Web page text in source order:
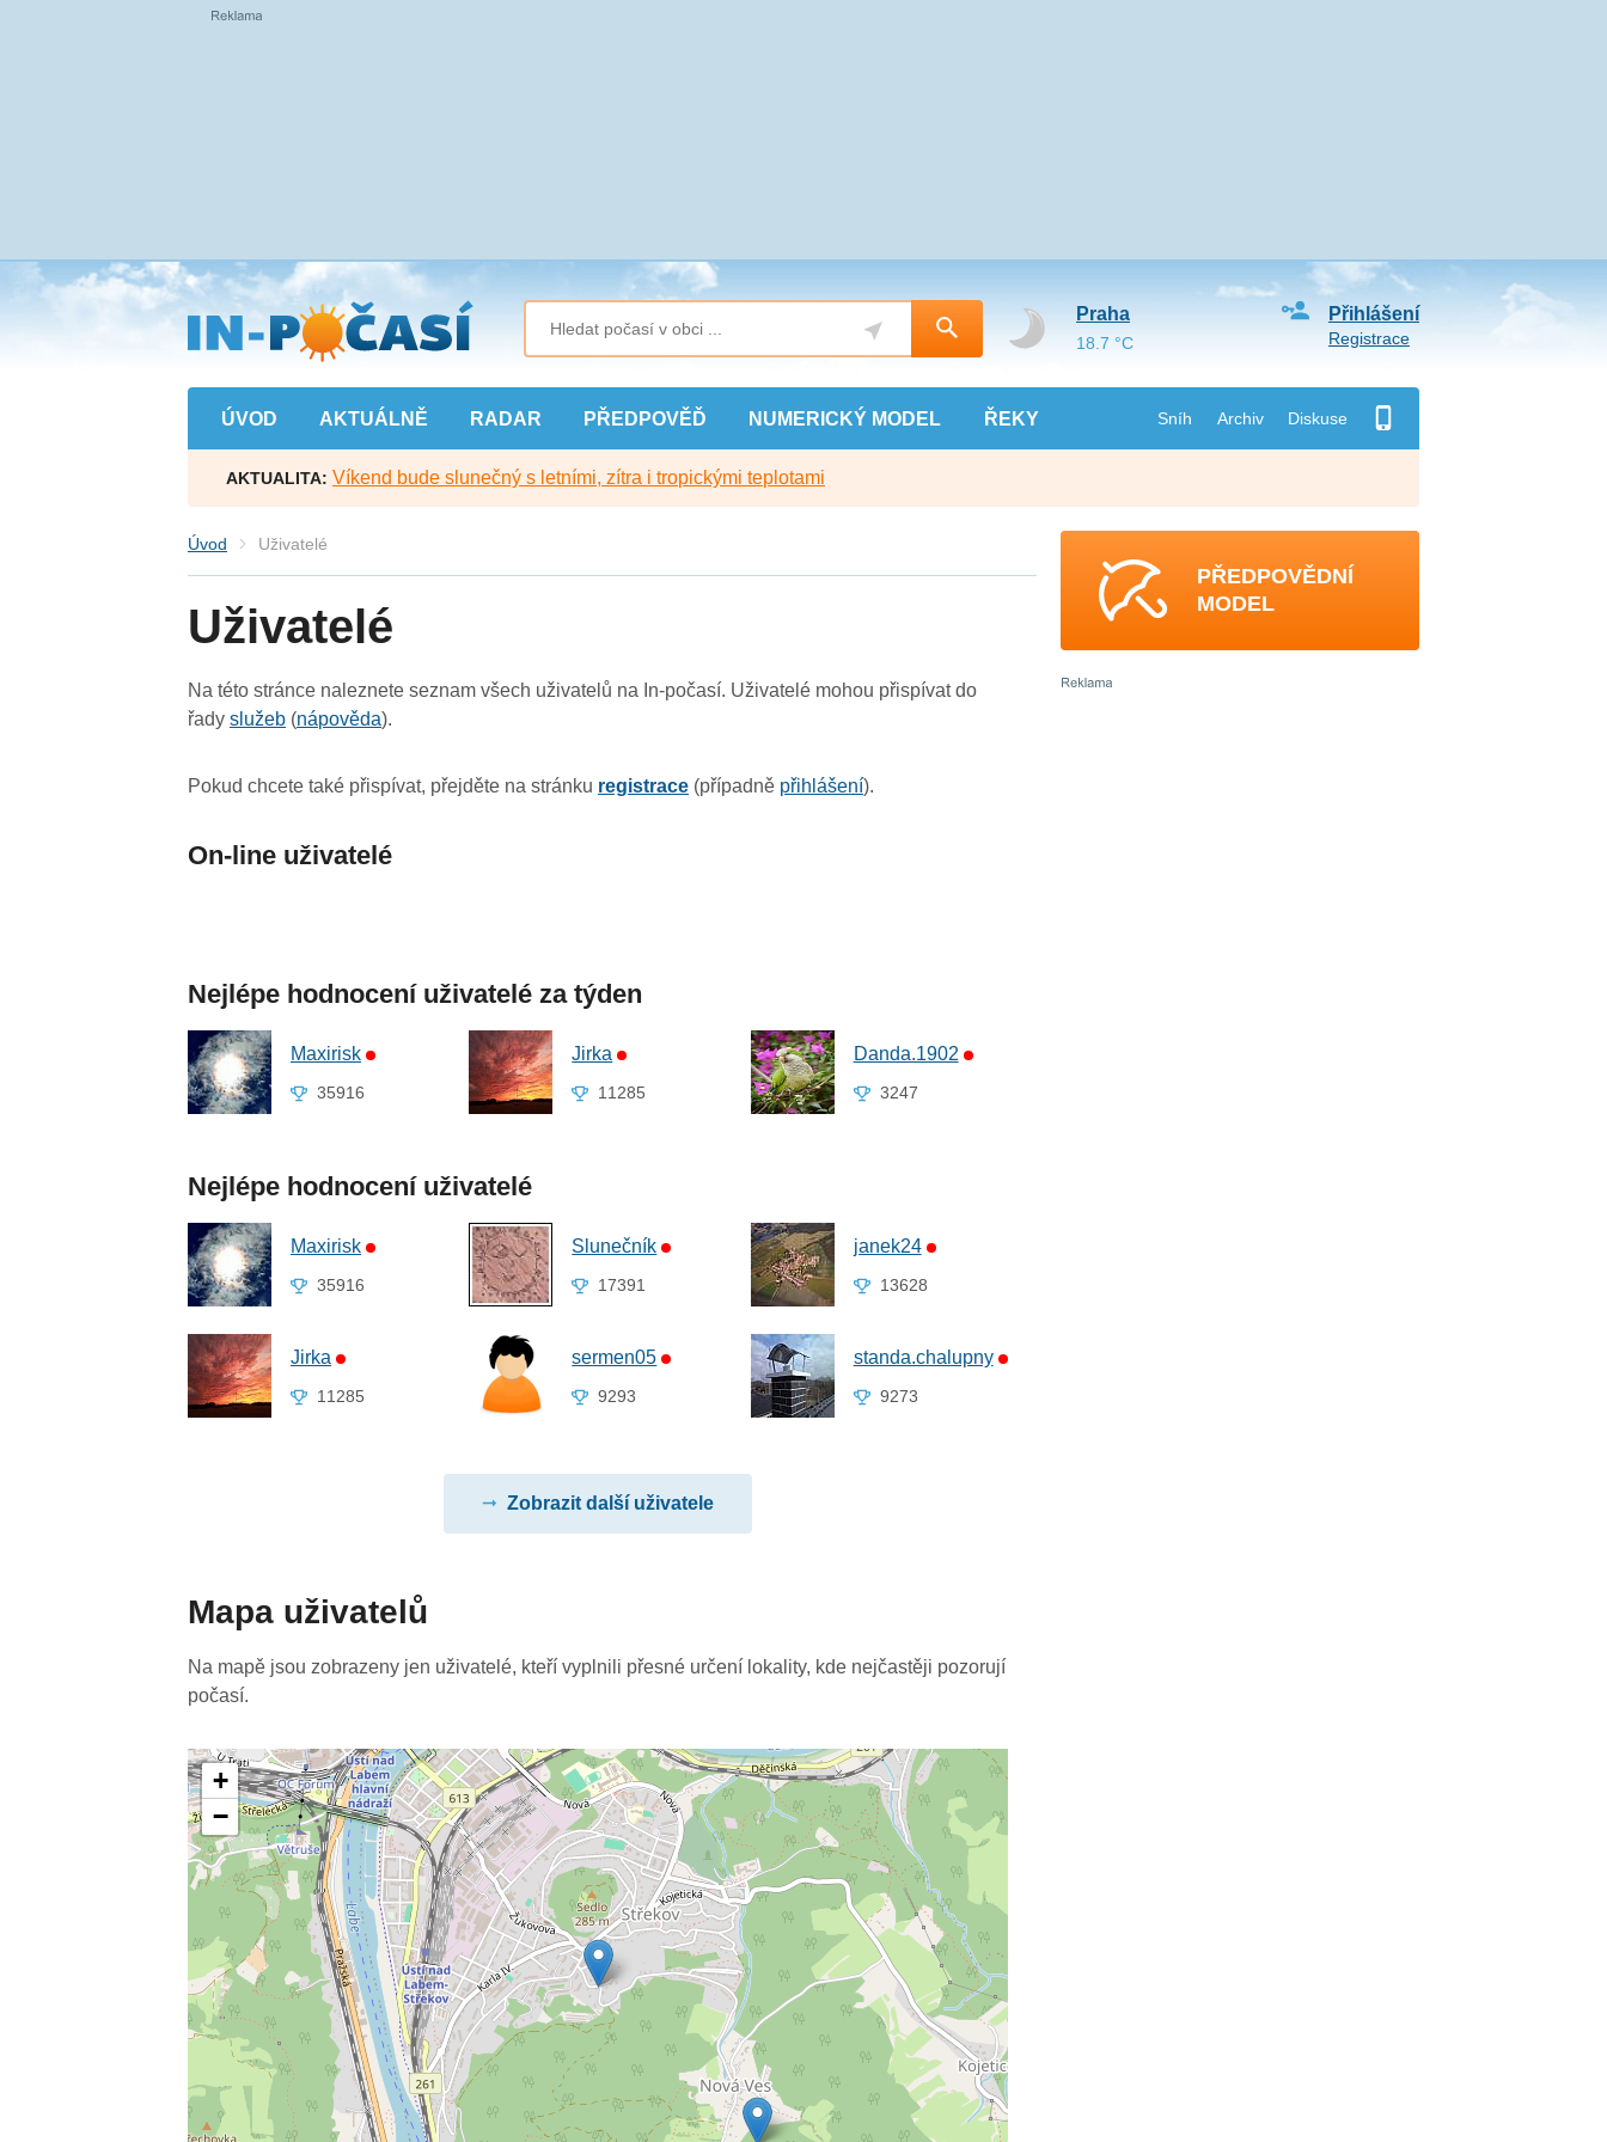
Přejít
na
hlavní
obsah
ÚVOD AKTUÁLNĚ RADAR PŘEDPOVĚĎ NUMERICKÝ MODEL ŘEKY Sníh Archiv Diskuse
Přihlášení
Registrace
Praha
18.7 °C
AKTUALITA: Víkend bude slunečný s letními, zítra i tropickými teplotami
Úvod Uživatelé
Uživatelé
Na této stránce naleznete seznam všech uživatelů na In-počasí. Uživatelé mohou přispívat do
řadyslužeb (nápověda).
Pokud chcete také přispívat, přejděte na stránku registrace (případně přihlášení).
On-line uživatelé
Nejlépe hodnocení uživatelé za týden
Maxirisk
35916
Jirka
11285
Danda.1902
3247
Nejlépe hodnocení uživatelé
Maxirisk
35916
Slunečník
17391
janek24
13628
Jirka
11285
sermen05
9293
standa.chalupny
9273
Zobrazit další uživatele
Mapa uživatelů
Na mapě jsou zobrazeny jen uživatelé, kteří vyplnili přesné určení lokality, kde nejčastěji pozorují
počasí.
+
−
PŘEDPOVĚDNÍ
MODEL